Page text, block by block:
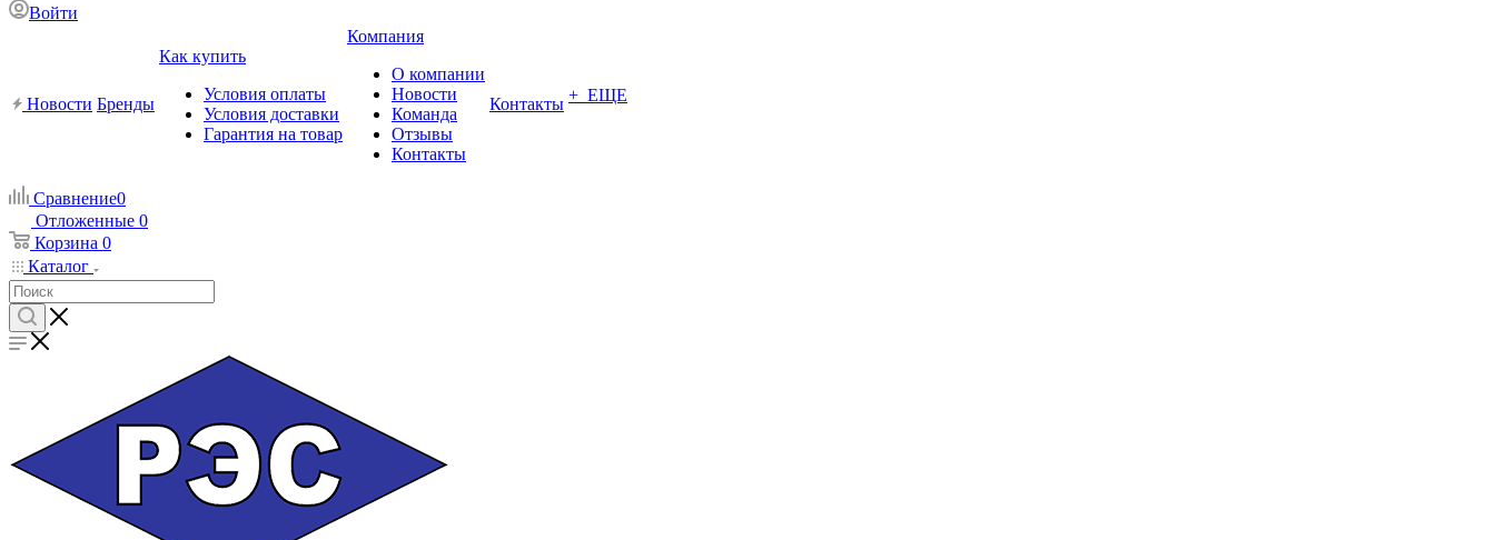
Войти
Новости Бренды
Как купить
Условия оплаты
Условия доставки
Гарантия на товар
Компания
О компании
Новости
Команда
Отзывы
Контакты
Контакты + ЕЩЕ
Сравнение0
Отложенные 0
Корзина 0
Каталог